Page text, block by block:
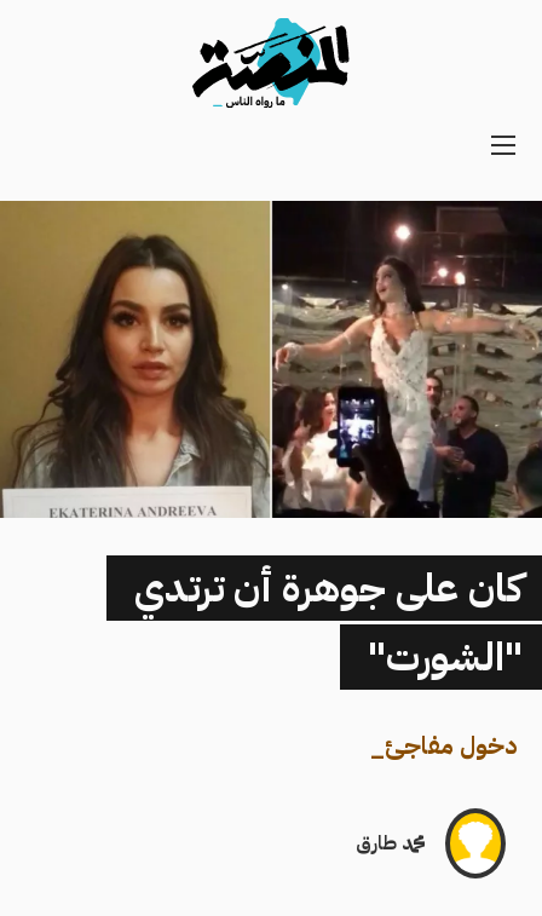
Main
Secondary
Navigation
كان على جوهرة أن ترتدي
"الشورت"
دخول مفاجئ_
محمد طارق